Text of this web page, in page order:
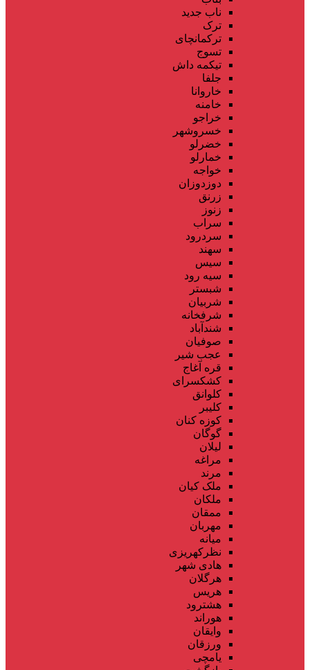
ناب جدید
ترک
ترکمانچای
تسوج
تیکمه داش
جلفا
خاروانا
خامنه
خراجو
خسروشهر
خضرلو
خمارلو
خواجه
دوزدوزان
زرنق
زنوز
سراب
سردرود
سهند
سیس
سیه رود
شبستر
شربیان
شرفخانه
شندآباد
صوفیان
عجب شیر
قره آغاج
کشکسرای
کلوانق
کلیبر
کوزه کنان
گوگان
لیلان
مراغه
مرند
ملک کیان
ملکان
ممقان
مهربان
میانه
نظرکهریزی
هادی شهر
هرگلان
هریس
هشترود
هوراند
وایقان
ورزقان
یامچی